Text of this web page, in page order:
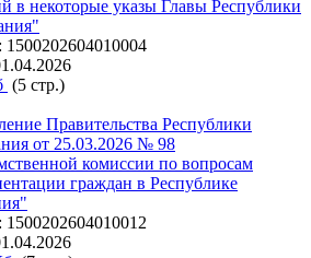
в некоторые указы Главы Республики
1500202604010004
(5 стр.)
Правительства Республики
от 25.03.2026 № 98
комиссии по вопросам
граждан в Республике
1500202604010012